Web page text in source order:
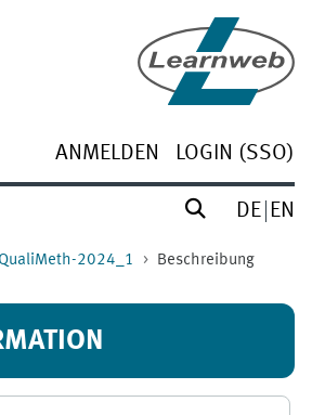
ANMELDEN LOGIN (SSO)
DE EN
QualiMeth-2024_1 Beschreibung